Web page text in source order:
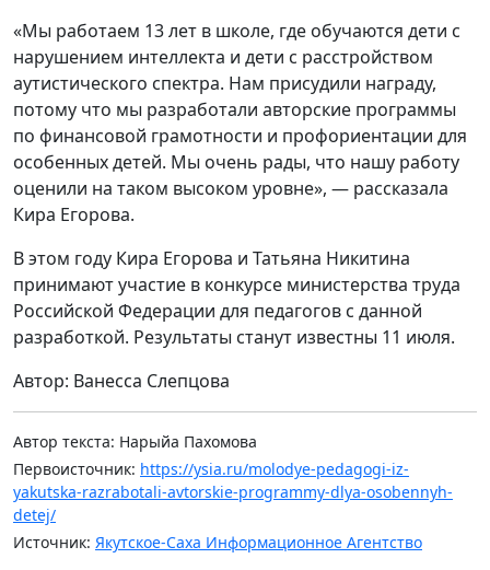
«Мы работаем 13 лет в школе, где обучаются дети с
нарушением интеллекта и дети с расстройством
аутистического спектра. Нам присудили награду,
потому что мы разработали авторские программы
по финансовой грамотности и профориентации для
особенных детей. Мы очень рады, что нашу работу
оценили на таком высоком уровне», — рассказала
Кира Егорова.
В этом году Кира Егорова и Татьяна Никитина
принимают участие в конкурсе министерства труда
Российской Федерации для педагогов с данной
разработкой. Результаты станут известны 11 июля.
Автор: Ванесса Слепцова
Автор текста: Нарыйа Пахомова
Первоисточник: https://ysia.ru/molodye-pedagogi-iz-
yakutska-razrabotali-avtorskie-programmy-dlya-osobennyh-
detej/
Источник: Якутское-Саха Информационное Агентство